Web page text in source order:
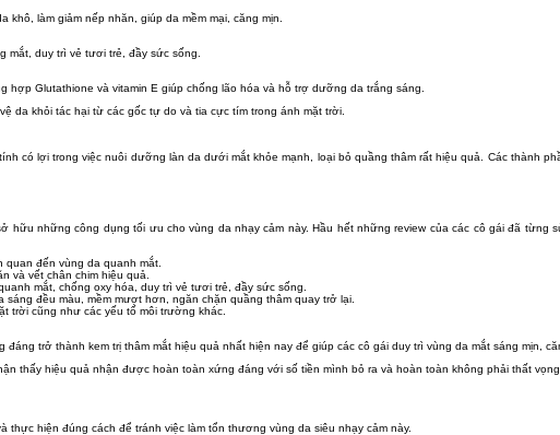
làm giảm nếp nhăn, giúp da mềm mại, căng mịn.
mắt, duy trì vẻ tươi trẻ, đầy sức sống.
Glutathione và vitamin E giúp chống lão hóa và hỗ trợ dưỡng da trắng sáng.
da khỏi tác hại từ các gốc tự do và tia cực tím trong ánh mặt trời.
có lợi trong việc nuôi dưỡng làn da dưới mắt khỏe mạnh, loại bỏ quầng thâm rất hiệu quả. Các thành
hữu những công dụng tối ưu cho vùng da nhạy cảm này. Hầu hết những review của các cô gái đã từng
đến vùng da quanh mắt.
và vết chân chim hiệu quả.
mắt, chống oxy hóa, duy trì vẻ tươi trẻ, đầy sức sống.
đều màu, mềm mượt hơn, ngăn chặn quầng thâm quay trở lại.
trời cũng như các yếu tố môi trường khác.
đáng trở thành kem trị thâm mắt hiệu quả nhất hiện nay để giúp các cô gái duy trì vùng da mắt sáng mịn,
thấy hiệu quả nhận được hoàn toàn xứng đáng với số tiền mình bỏ ra và hoàn toàn không phải thất vọng.
hiện đúng cách để tránh việc làm tổn thương vùng da siêu nhạy cảm này.